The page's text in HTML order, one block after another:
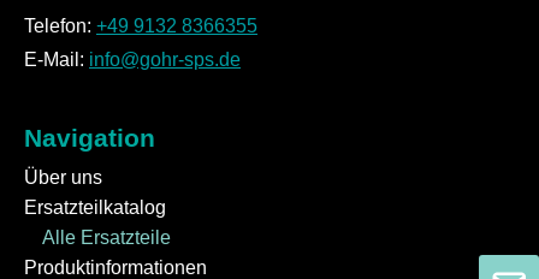
Telefon: +49 9132 8366355
E-Mail: info@gohr-sps.de
Navigation
Über uns
Ersatzteilkatalog
Alle Ersatzteile
Produktinformationen